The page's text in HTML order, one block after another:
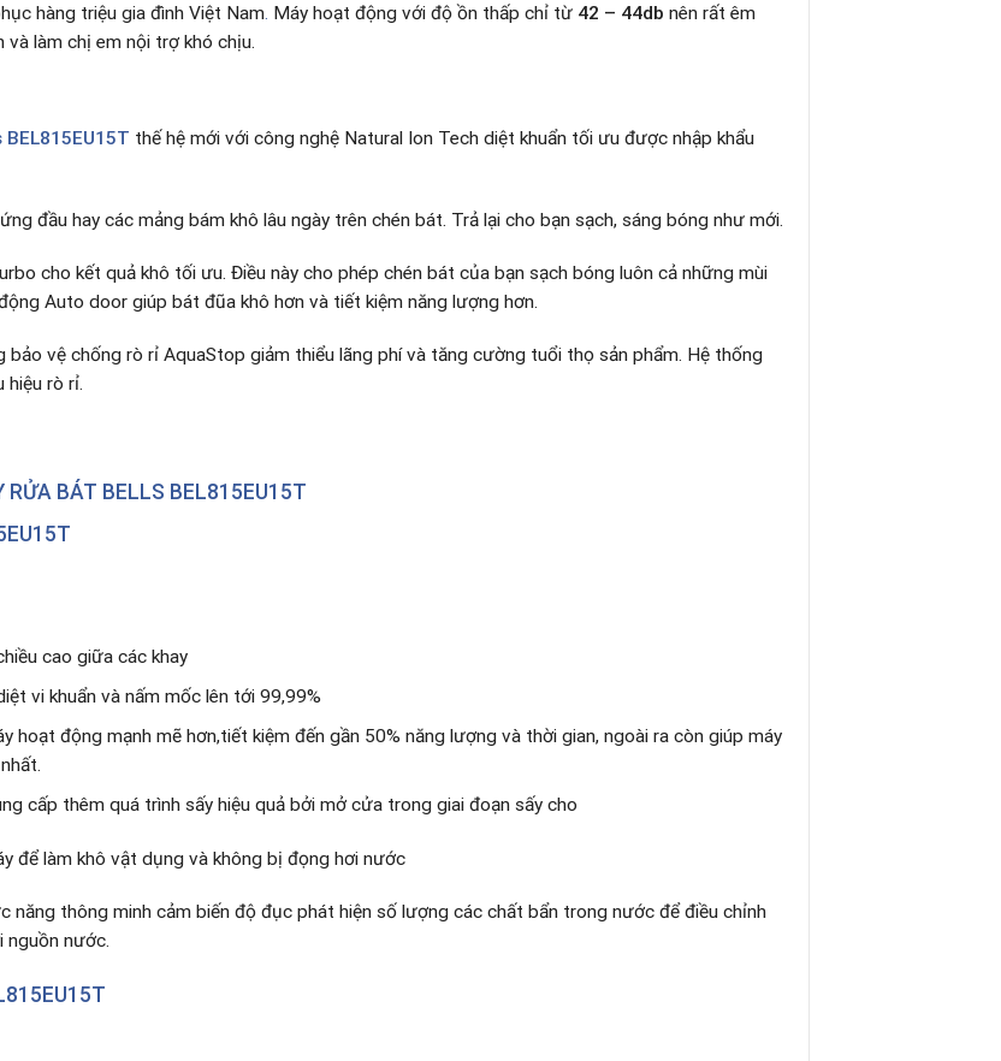
hàng triệu gia đình Việt Nam. Máy hoạt động với độ ồn thấp chỉ từ 42 – 44db nên rất êm
làm chị em nội trợ khó chịu.
BEL815EU15T thế hệ mới với công nghệ Natural Ion Tech diệt khuẩn tối ưu được nhập khẩu
đầu hay các mảng bám khô lâu ngày trên chén bát. Trả lại cho bạn sạch, sáng bóng như mới.
cho kết quả khô tối ưu. Điều này cho phép chén bát của bạn sạch bóng luôn cả những mùi
Auto door giúp bát đũa khô hơn và tiết kiệm năng lượng hơn.
bảo vệ chống rò rỉ AquaStop giảm thiểu lãng phí và tăng cường tuổi thọ sản phẩm. Hệ thống
hiệu rò rỉ.
RỬA BÁT BELLS BEL815EU15T
cao giữa các khay
vi khuẩn và nấm mốc lên tới 99,99%
hoạt động mạnh mẽ hơn,tiết kiệm đến gần 50% năng lượng và thời gian, ngoài ra còn giúp máy
cấp thêm quá trình sấy hiệu quả bởi mở cửa trong giai đoạn sấy cho
để làm khô vật dụng và không bị đọng hơi nước
năng thông minh cảm biến độ đục phát hiện số lượng các chất bẩn trong nước để điều chỉnh
nguồn nước.